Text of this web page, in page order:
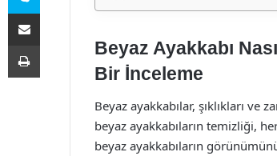
Beyaz Ayakkabı
Bir İnceleme
Beyaz ayakkabılar, şıklıkları
beyaz ayakkabıların temizliği,
beyaz ayakkabıların
E-Posta ile paylaş